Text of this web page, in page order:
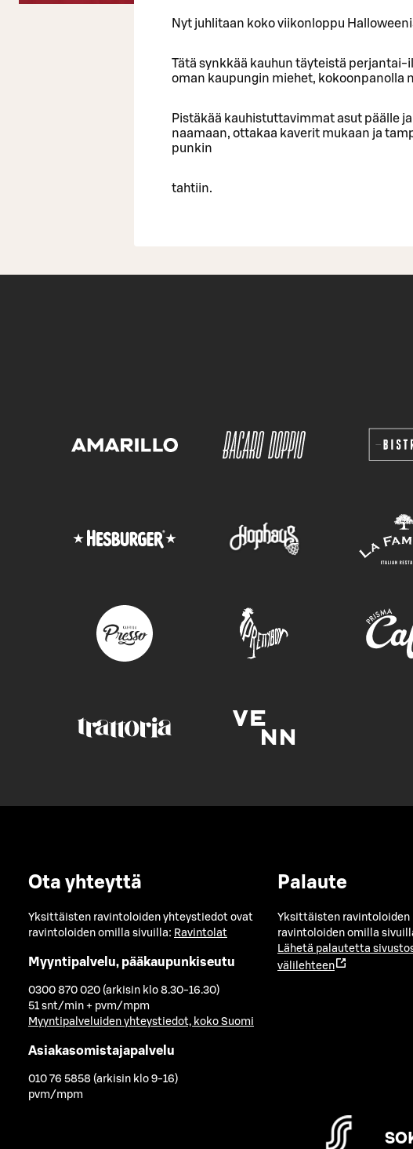
Nyt juhlitaan koko viikonloppu
Tätä synkkää kauhun täyteistä
oman kaupungin miehet, kokoonpanolla
Pistäkää kauhistuttavimmat asut päälle
naamaan, ottakaa kaverit mukaan ja
punkin
tahtiin.
Ota yhteyttä
Yksittäisten ravintoloiden yhteystiedot ovat
ravintoloiden omilla sivuilla: Ravintolat
Myyntipalvelu, pääkaupunkiseutu
0300 870 020 (arkisin klo 8.30-16.30)
51 snt/min + pvm/mpm
Myyntipalveluiden yhteystiedot, koko Suomi
Asiakasomistajapalvelu
010 76 5858 (arkisin klo 9-16)
pvm/mpm
Palaute
Yksittäisten
ravintoloiden omilla
Lähetä palautetta
välilehteen